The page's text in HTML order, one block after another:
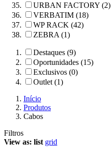
URBAN FACTORY (2)
VERBATIM (18)
WP RACK (42)
ZEBRA (1)
Destaques (9)
Oportunidades (15)
Exclusivos (0)
Outlet (1)
Início
Produtos
Cabos
Filtros
View as: list grid